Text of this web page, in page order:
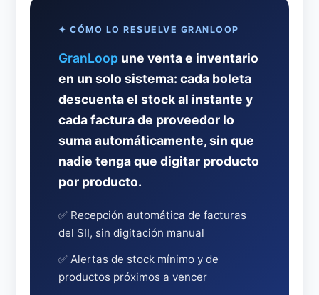
✦ CÓMO LO RESUELVE GRANLOOP
GranLoop une venta e inventario
en un solo sistema: cada boleta
descuenta el stock al instante y
cada factura de proveedor lo
suma automáticamente, sin que
nadie tenga que digitar producto
por producto.
✅ Recepción automática de facturas
del SII, sin digitación manual
✅ Alertas de stock mínimo y de
productos próximos a vencer